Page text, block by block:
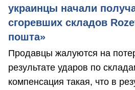
украинцы начали
сгоревших складов
пошта»
Продавцы жалуются на
результате ударов по
компенсация такая, что в